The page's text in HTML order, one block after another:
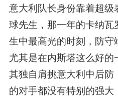
意大利队长身份靠着超级
球先生，那一年的卡纳瓦
生中最高光的时刻，防守
尤其是在内斯塔这么好的
其独自肩挑意大利中后防
的对手都没有特别的强